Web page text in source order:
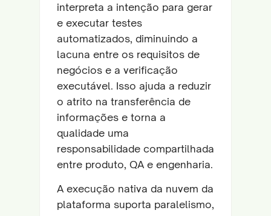
interpreta a intenção para gerar
e executar testes
automatizados, diminuindo a
lacuna entre os requisitos de
negócios e a verificação
executável. Isso ajuda a reduzir
o atrito na transferência de
informações e torna a
qualidade uma
responsabilidade compartilhada
entre produto, QA e engenharia.
A execução nativa da nuvem da
plataforma suporta paralelismo,